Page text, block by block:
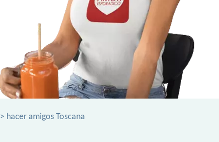
> hacer amigos Toscana